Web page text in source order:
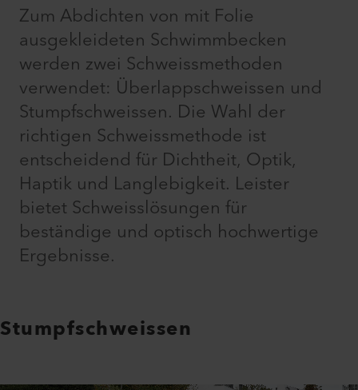
Zum Abdichten von mit Folie
ausgekleideten Schwimmbecken
werden zwei Schweissmethoden
verwendet: Überlappschweissen und
Stumpfschweissen. Die Wahl der
richtigen Schweissmethode ist
entscheidend für Dichtheit, Optik,
Haptik und Langlebigkeit. Leister
bietet Schweisslösungen für
beständige und optisch hochwertige
Ergebnisse.
Stumpfschweissen